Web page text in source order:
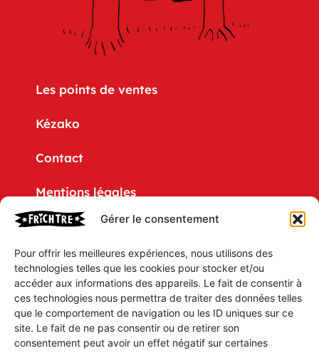
Gérer le consentement
Pour offrir les meilleures expériences, nous utilisons des
technologies telles que les cookies pour stocker et/ou
accéder aux informations des appareils. Le fait de consentir à
ces technologies nous permettra de traiter des données telles
que le comportement de navigation ou les ID uniques sur ce
site. Le fait de ne pas consentir ou de retirer son
consentement peut avoir un effet négatif sur certaines
Les points de ventes
Kézako
Contact
Mentions légales
Politique de confidentialité
CGV
Mon compte
Mon Panier